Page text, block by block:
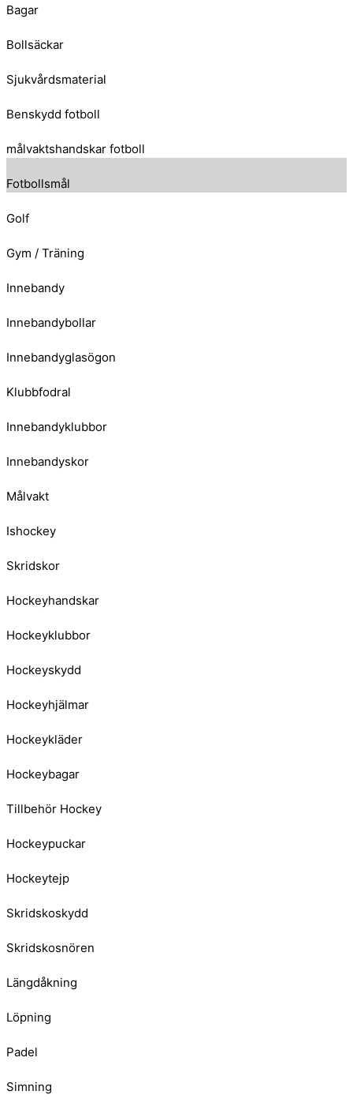
Bagar
Bollsäckar
Sjukvårdsmaterial
Benskydd fotboll
målvaktshandskar fotboll
Fotbollsmål
Golf
Gym / Träning
Innebandy
Innebandybollar
Innebandyglasögon
Klubbfodral
Innebandyklubbor
Innebandyskor
Målvakt
Ishockey
Skridskor
Hockeyhandskar
Hockeyklubbor
Hockeyskydd
Hockeyhjälmar
Hockeykläder
Hockeybagar
Tillbehör Hockey
Hockeypuckar
Hockeytejp
Skridskoskydd
Skridskosnören
Längdåkning
Löpning
Padel
Simning